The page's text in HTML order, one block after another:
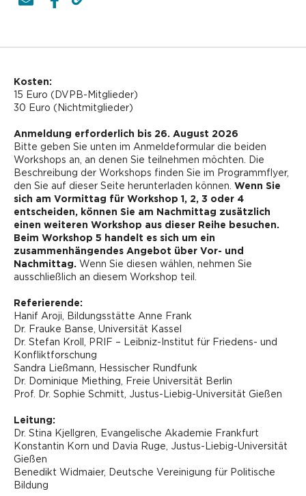
Kosten:
15 Euro (DVPB-Mitglieder)
30 Euro (Nichtmitglieder)
Anmeldung erforderlich bis 26. August 2026
Bitte geben Sie unten im Anmeldeformular die beiden
Workshops an, an denen Sie teilnehmen möchten. Die
Beschreibung der Workshops finden Sie im Programmflyer,
den Sie auf dieser Seite herunterladen können. Wenn Sie
sich am Vormittag für Workshop 1, 2, 3 oder 4
entscheiden, können Sie am Nachmittag zusätzlich
einen weiteren Workshop aus dieser Reihe besuchen.
Beim Workshop 5 handelt es sich um ein
zusammenhängendes Angebot über Vor- und
Nachmittag. Wenn Sie diesen wählen, nehmen Sie
ausschließlich an diesem Workshop teil.
Referierende:
Hanif Aroji, Bildungsstätte Anne Frank
Dr. Frauke Banse, Universität Kassel
Dr. Stefan Kroll, PRIF – Leibniz-Institut für Friedens- und
Konfliktforschung
Sandra Ließmann, Hessischer Rundfunk
Dr. Dominique Miething, Freie Universität Berlin
Prof. Dr. Sophie Schmitt, Justus-Liebig-Universität Gießen
Leitung:
Dr. Stina Kjellgren, Evangelische Akademie Frankfurt
Konstantin Korn und Davia Ruge, Justus-Liebig-Universität
Gießen
Benedikt Widmaier, Deutsche Vereinigung für Politische
Bildung